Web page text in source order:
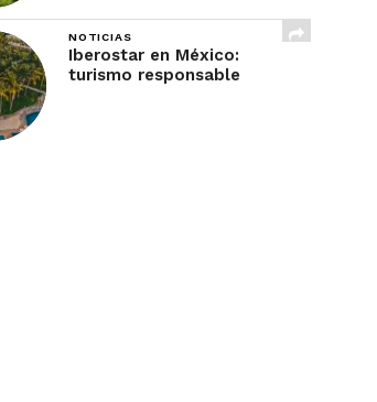
NOTICIAS
Iberostar en México:
turismo responsable